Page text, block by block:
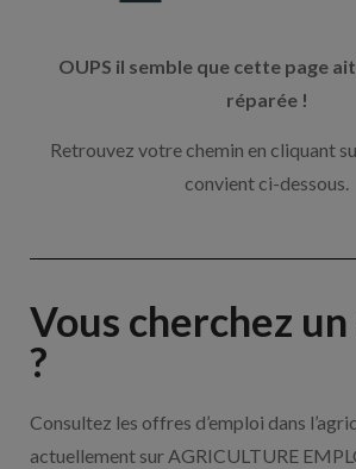
OUPS il semble que cette page
réparée !
Retrouvez votre chemin en cliquant
convient ci-dessous.
Vous cherchez
?
Consultez les offres d’emploi dans
actuellement sur AGRICULTURE